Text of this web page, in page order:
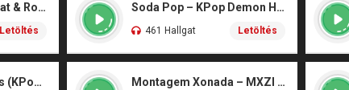
Chess Type Beat – Rat & Roblox Dance (iPhone)
Letöltés
Soda Pop – KPop Demon Hunters (Marimba)
461 Hallgat Letöltés
Your Idol – Saja Boys (KPop Demon Hunters iPhone) Montagem Xonada – MXZI (iPhone)